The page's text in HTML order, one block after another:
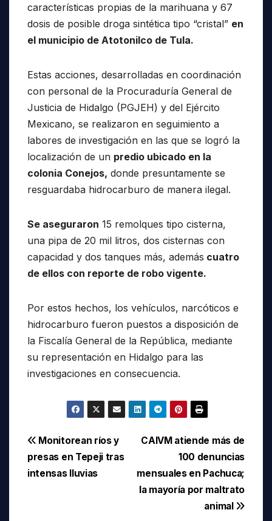
características propias de la marihuana y 67
dosis de posible droga sintética tipo “cristal” en
el municipio de Atotonilco de Tula.
Estas acciones, desarrolladas en coordinación
con personal de la Procuraduría General de
Justicia de Hidalgo (PGJEH) y del Ejército
Mexicano, se realizaron en seguimiento a
labores de investigación en las que se logró la
localización de un predio ubicado en la
colonia Conejos, donde presuntamente se
resguardaba hidrocarburo de manera ilegal.
Se aseguraron 15 remolques tipo cisterna,
una pipa de 20 mil litros, dos cisternas con
capacidad y dos tanques más, además cuatro
de ellos con reporte de robo vigente.
Por estos hechos, los vehículos, narcóticos e
hidrocarburo fueron puestos a disposición de
la Fiscalía General de la República, mediante
su representación en Hidalgo para las
investigaciones en consecuencia.
Navegación
de
CAIVM atiende más de
100 denuncias
mensuales en Pachuca;
la mayoría por maltrato
animal
Monitorean ríos y
presas en Tepeji tras
intensas lluvias